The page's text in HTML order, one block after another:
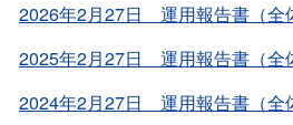
2026年2月27日 運用報告書（全
2025年2月27日 運用報告書（全
2024年2月27日 運用報告書（全